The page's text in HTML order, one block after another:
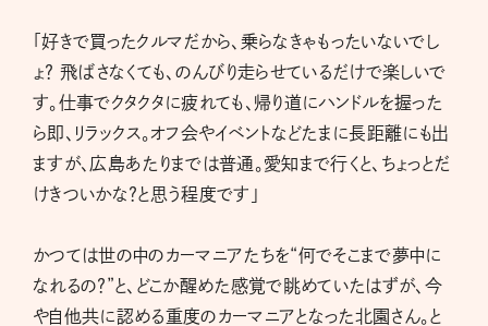
「好きで買ったクルマだから、乗らなきゃもったいないでし
ょ？ 飛ばさなくても、のんびり走らせているだけで楽しいで
す。仕事でクタクタに疲れても、帰り道にハンドルを握った
ら即、リラックス。オフ会やイベントなどたまに長距離にも出
ますが、広島あたりまでは普通。愛知まで行くと、ちょっとだ
けきついかな？と思う程度です」
かつては世の中のカーマニアたちを“何でそこまで夢中に
なれるの？”と、どこか醒めた感覚で眺めていたはずが、今
や自他共に認める重度のカーマニアとなった北園さん。と